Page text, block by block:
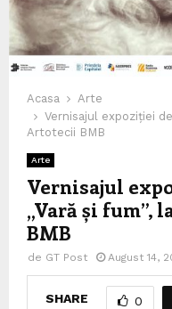
Acasa
Arte
Vernisajul expoziției
Artotecii BMB
Arte
Vernisajul
„Vară și fum”,
BMB
de GT Post August 14,
SHARE 0